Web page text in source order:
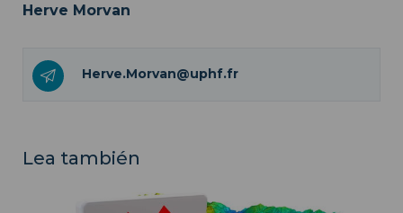
Herve Morvan
Herve.Morvan@uphf.fr
Lea también
Morphomeca ">